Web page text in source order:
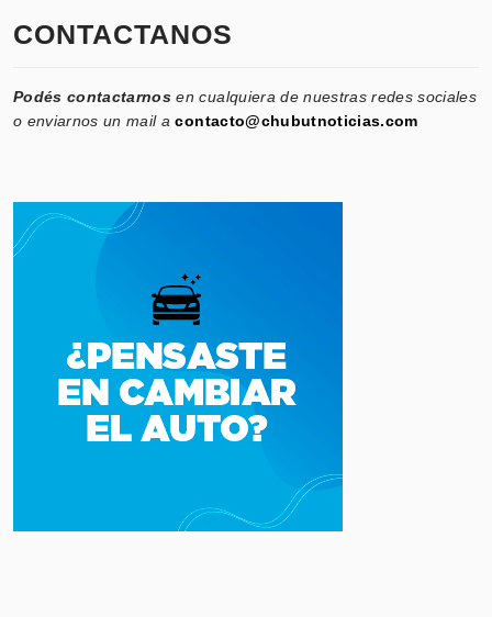
CONTACTANOS
Podés contactarnos en cualquiera de nuestras redes sociales
o enviarnos un mail acontacto@chubutnoticias.com